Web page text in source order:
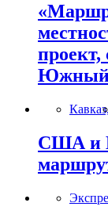
Южный
США и